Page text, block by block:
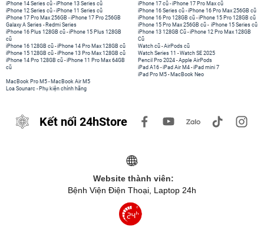
iPhone 14 Series cũ -iPhone 13 Series cũ
iPhone 12 Series cũ -iPhone 11 Series cũ
iPhone 17 Pro Max 256GB -iPhone 17 Pro 256GB
Galaxy A Series - Redmi Series
iPhone 17 cũ -iPhone 17 Pro Max cũ
iPhone 16 Series cũ - iPhone 16 Pro Max 256GB cũ
iPhone 16 Pro 128GB cũ -iPhone 15 Pro 128GB cũ
iPhone 15 Pro Max 256GB cũ - iPhone 15 Series cũ
iPhone 16 Plus 128GB cũ -iPhone 15 Plus 128GB
cũ
iPhone 16 128GB cũ -iPhone 14 Pro Max 128GB cũ
iPhone 15 128GB cũ -iPhone 13 Pro Max 128GB cũ
iPhone 14 Pro 128GB cũ -iPhone 11 Pro Max 64GB
cũ
iPhone 13 128GB Cũ -iPhone 12 Pro Max 128GB
Cũ
Watch cũ -AirPods cũ
Watch Series 11 -Watch SE 2025
Pencil Pro 2024 -Apple AirPods
iPad A16 -iPad Air M4 -iPad mini 7
iPad Pro M5 - MacBook Neo
MacBook Pro M5 - MacBook Air M5
Loa Sounarc - Phụ kiện chính hãng
Kết nối 24hStore
Website thành viên:
Bệnh Viện Điện Thoại, Laptop 24h